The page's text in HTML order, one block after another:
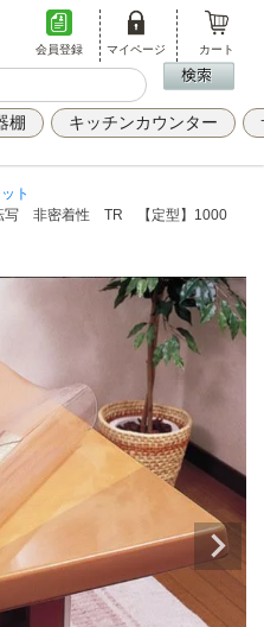
会員登録 マイページ カート
棚 キッチンカウンター
ト
写 非密着性 TR 【定型】1000